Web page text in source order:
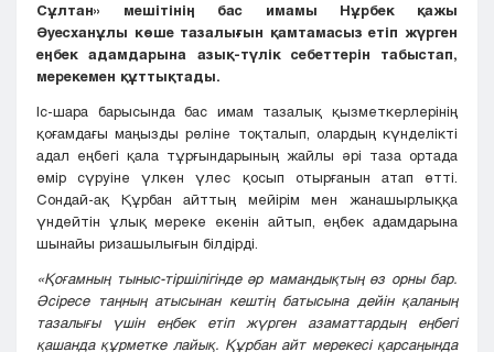
Сұлтан» мешітінің бас имамы Нұрбек қажы
Әуесханұлы көше тазалығын қамтамасыз етіп жүрген
еңбек адамдарына азық-түлік себеттерін табыстап,
мерекемен құттықтады.
Іс-шара барысында бас имам тазалық қызметкерлерінің
қоғамдағы маңызды рөліне тоқталып, олардың күнделікті
адал еңбегі қала тұрғындарының жайлы әрі таза ортада
өмір сүруіне үлкен үлес қосып отырғанын атап өтті.
Сондай-ақ Құрбан айттың мейірім мен жанашырлыққа
үндейтін ұлық мереке екенін айтып, еңбек адамдарына
шынайы ризашылығын білдірді.
«Қоғамның тыныс-тіршілігінде әр мамандықтың өз орны бар.
Әсіресе таңның атысынан кештің батысына дейін қаланың
тазалығы үшін еңбек етіп жүрген азаматтардың еңбегі
қашанда құрметке лайық. Құрбан айт мерекесі қарсаңында